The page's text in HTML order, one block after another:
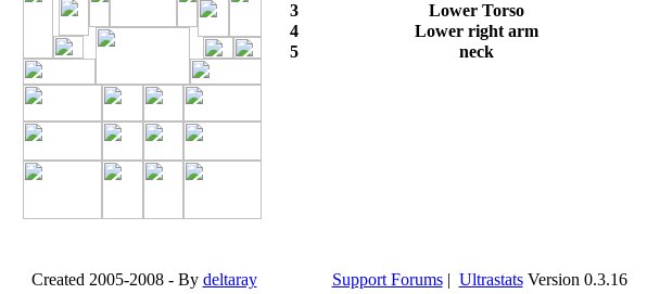
3
Lower Torso
4
Lower right arm
5
neck
Created 2005-2008 - By deltaray Support Forums| UltrastatsVersion 0.3.16